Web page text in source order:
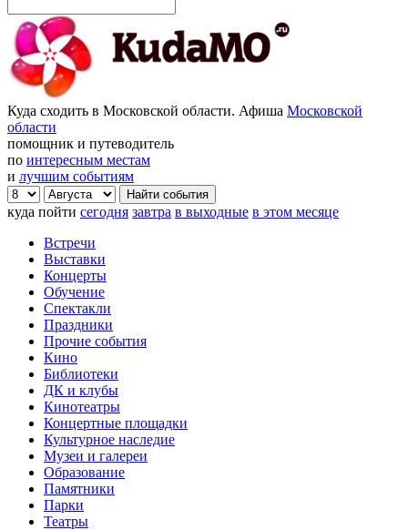
Куда сходить в Московской области. Афиша Московской
области
помощник и путеводитель
по интересным местам
и лучшим событиям
куда пойти сегодня завтра в выходные в этом месяце
Встречи
Выставки
Концерты
Обучение
Спектакли
Праздники
Прочие события
Кино
Библиотеки
ДК и клубы
Кинотеатры
Концертные площадки
Культурное наследие
Музеи и галереи
Образование
Памятники
Парки
Театры